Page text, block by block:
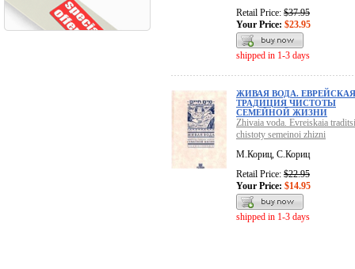
Retail Price: $37.95
Your Price: $23.95
shipped in 1-3 days
ЖИВАЯ ВОДА. ЕВРЕЙСКАЯ
ТРАДИЦИЯ ЧИСТОТЫ
СЕМЕЙНОЙ ЖИЗНИ
Zhivaia voda. Evreiskaia
chistoty semeinoi zhizni
М.Кориц, С.Кориц
Retail Price: $22.95
Your Price: $14.95
shipped in 1-3 days